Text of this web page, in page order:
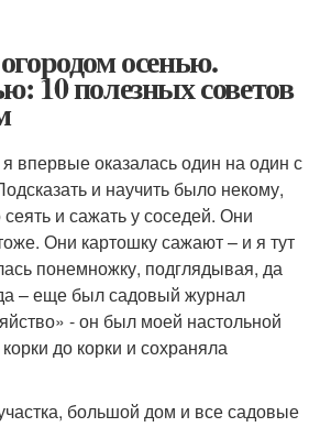
осенью.
10 полезных советов
впервые оказалась один на один с
и научить было некому,
и сажать у соседей. Они
Они картошку сажают – и я тут
понемножку, подглядывая, да
– еще был садовый журнал
- он был моей настольной
до корки и сохраняла
большой дом и все садовые